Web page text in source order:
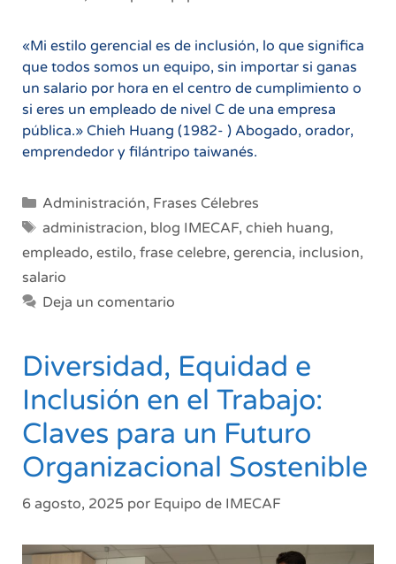
«Mi estilo gerencial es de inclusión, lo que significa
que todos somos un equipo, sin importar si ganas
un salario por hora en el centro de cumplimiento o
si eres un empleado de nivel C de una empresa
pública.» Chieh Huang (1982- ) Abogado, orador,
emprendedor y filántripo taiwanés.
Categorías
Administración, Frases Célebres
Etiquetas
administracion, blog IMECAF, chieh huang,
empleado, estilo, frase celebre, gerencia, inclusion,
salario
Deja un comentario
Diversidad, Equidad e
Inclusión en el Trabajo:
Claves para un Futuro
Organizacional Sostenible
6 agosto, 2025 por Equipo de IMECAF